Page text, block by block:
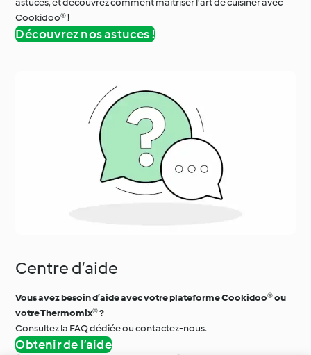
astuces, et découvrez comment maîtriser l'art de cuisiner avec
Cookidoo® !
Découvrez nos astuces !
Centre d’aide
Vous avez besoin d’aide avec votre plateforme Cookidoo® ou
votre Thermomix® ?
Consultez la FAQ dédiée ou contactez-nous.
Obtenir de l’aide